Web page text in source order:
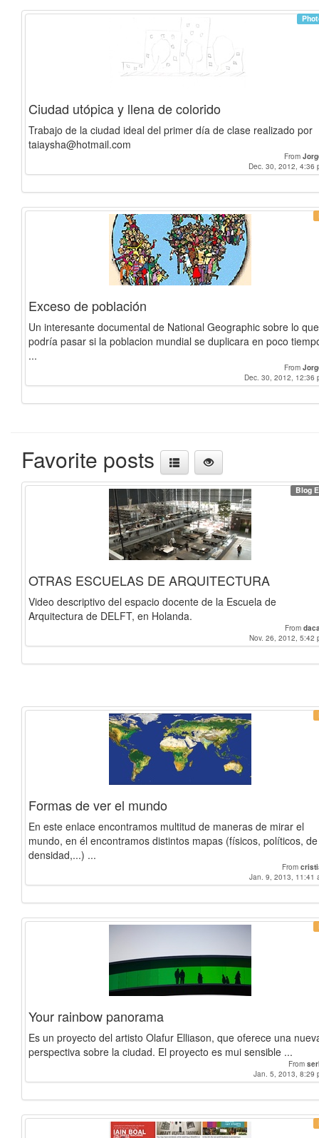
Ciudad utópica y llena de colorido
Trabajo de la ciudad ideal del primer día de clase realizado por
taiaysha@hotmail.com
From
Dec. 30, 2012, 4:36
Exceso de población
Un interesante documental de National Geographic sobre lo que
podría pasar si la poblacion mundial se duplicara en poco
...
From
Dec. 30, 2012, 12:36
Favorite posts
Blog
OTRAS ESCUELAS DE ARQUITECTURA
Video descriptivo del espacio docente de la Escuela de
Arquitectura de DELFT, en Holanda.
From
Nov. 26, 2012, 5:42
Formas de ver el mundo
En este enlace encontramos multitud de maneras de mirar el
mundo, en él encontramos distintos mapas (físicos, políticos, de
densidad,...) ...
From
Jan. 9, 2013, 11:41
Your rainbow panorama
Es un proyecto del artisto Olafur Elliason, que oferece una
perspectiva sobre la ciudad. El proyecto es mui sensible ...
From
Jan. 5, 2013, 8:29